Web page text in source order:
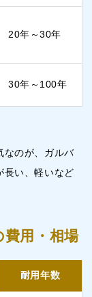
20年～30年
30年～100年
なのが、ガルバ
長い、軽いなど
費用・相場
耐用年数